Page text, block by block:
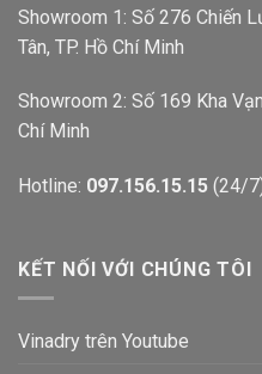
Showroom 1: Số 276 Chiến
Tân, TP. Hồ Chí Minh
Showroom 2: Số 169 Kha
Chí Minh
Hotline: 097.156.15.15 (24/
KẾT NỐI VỚI CHÚNG TÔI
Vinadry trên Youtube